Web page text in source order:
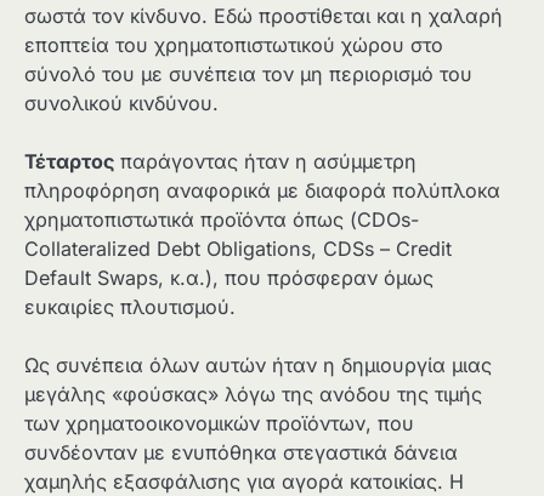
σωστά τον κίνδυνο. Εδώ προστίθεται και η χαλαρή
εποπτεία του χρηματοπιστωτικού χώρου στο
σύνολό του με συνέπεια τον μη περιορισμό του
συνολικού κινδύνου.
Τέταρτος παράγοντας ήταν η ασύμμετρη
πληροφόρηση αναφορικά με διαφορά πολύπλοκα
χρηματοπιστωτικά προϊόντα όπως (CDOs-
Collateralized Debt Obligations, CDSs – Credit
Default Swaps, κ.α.), που πρόσφεραν όμως
ευκαιρίες πλουτισμού.
Ως συνέπεια όλων αυτών ήταν η δημιουργία μιας
μεγάλης «φούσκας» λόγω της ανόδου της τιμής
των χρηματοοικονομικών προϊόντων, που
συνδέονταν με ενυπόθηκα στεγαστικά δάνεια
χαμηλής εξασφάλισης για αγορά κατοικίας. Η